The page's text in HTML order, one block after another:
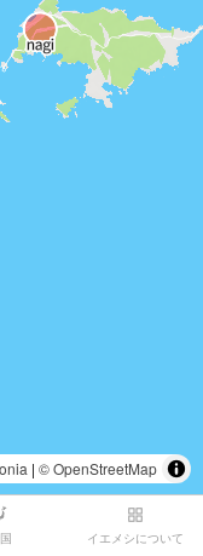
イエメシについて